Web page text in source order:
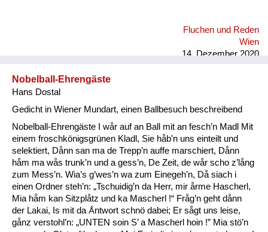
Fluchen und Reden
Wien
14. Dezember 2020
Nobelball-Ehrengäste
Hans Dostal
Gedicht in Wiener Mundart, einen Ballbesuch beschreibend
Nobelball-Ehrengäste I wår auf an Ball mit an fesch’n Madl Mit
einem froschkönigsgrünen Kladl, Sie håb’n uns einteilt und
selektiert, Dånn san ma de Trepp’n auffe marschiert, Dånn
håm ma wås trunk’n und a gess’n, De Zeit, de wår scho z’lång
zum Mess’n. Wia’s g’wes’n wa zum Einegeh’n, Då siach i
einen Ordner steh’n: „Tschuidig’n da Herr, mir årme Hascherl,
Mia håm kan Sitzplåtz und ka Mascherl !“ Fråg’n geht dånn
der Lakai, Is mit da Ǻntwort schnö dabei; Er sågt uns leise,
gånz verstohl’n: „UNTEN soin S’ a Mascherl hoin !” Mia stö’n